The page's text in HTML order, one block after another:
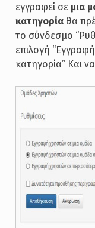
εγγραφεί σε μια
κατηγορίαθα
το σύνδεσμο
επιλογή
κατηγορία” Και